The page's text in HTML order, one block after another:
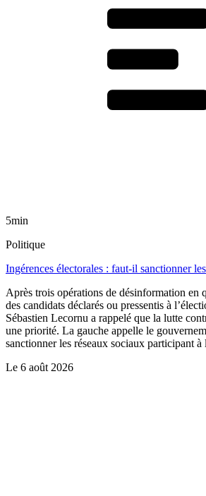
5min
Politique
Ingérences électorales : faut-il sanctionner
Après trois opérations de désinformation en
des candidats déclarés ou pressentis à
Sébastien Lecornu a rappelé que la lutte
une priorité. La gauche appelle le
sanctionner les réseaux sociaux participant
Le 6 août 2026